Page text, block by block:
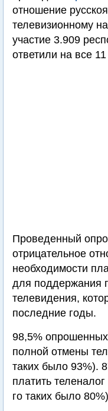
отношение
телевизионному
участие 3.909
ответили на все
Проведенный
отрицательное
необходимости
для поддержания
телевидения,
последние годы.
98,5%
полной отмены
таких было 93%).
платить
го таких было